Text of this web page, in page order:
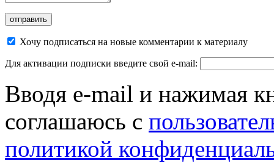
Хочу подписаться на новые комментарии к материалу
Для активации подписки введите свой e-mail:
Вводя e-mail и нажимая
соглашаюсь с
политикой